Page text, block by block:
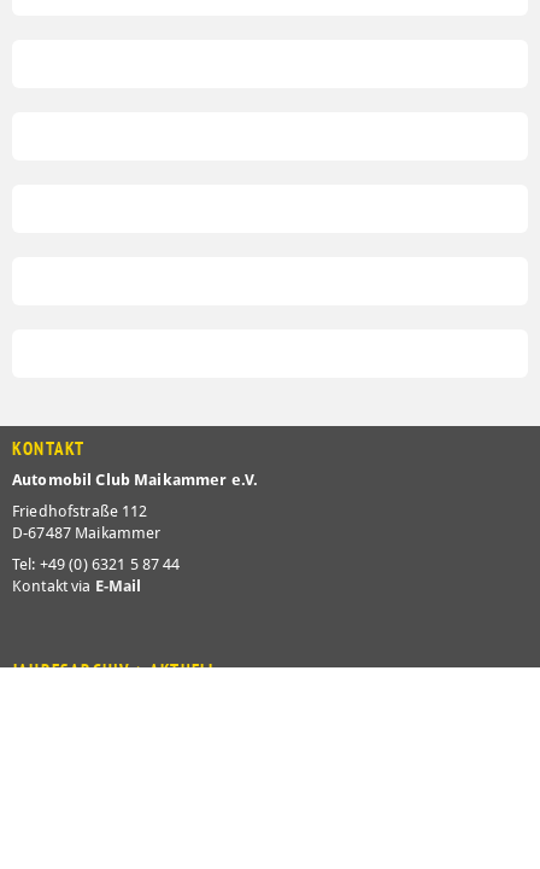
KONTAKT
Automobil Club Maikammer e.V.
Friedhofstraße 112
D-67487 Maikammer
Tel: +49 (0) 6321 5 87 44
Kontakt via E-Mail
JAHRESARCHIV > AKTUELL